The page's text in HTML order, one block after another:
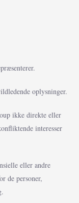
oplysninger.
ikke direkte eller
interesser
eller andre
de personer,